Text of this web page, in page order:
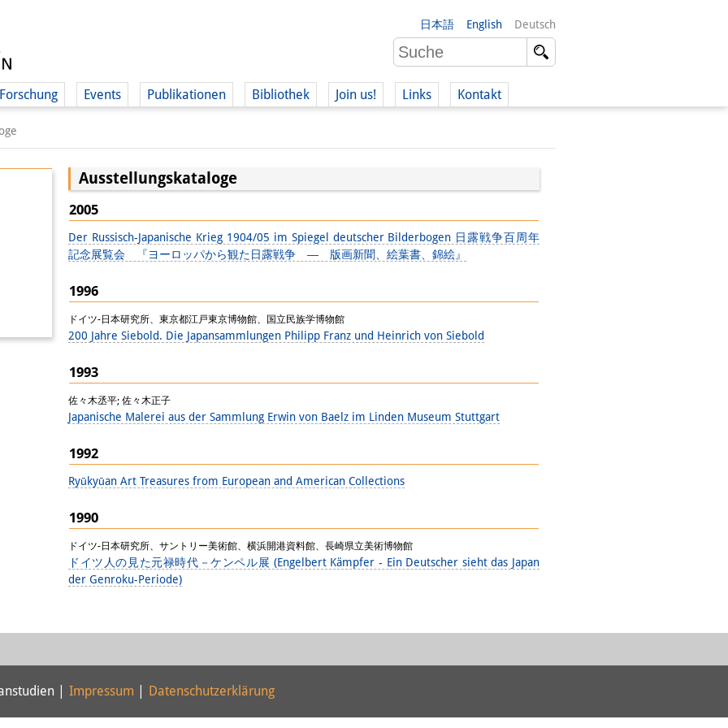
日本語 English Deutsch
Forschung Events Publikationen Bibliothek Join us! Links Kontakt
Ausstellungskataloge
2005
Der Russisch-Japanische Krieg 1904/05 im Spiegel deutscher Bilderbogen 日露戦争百周年
記念展覧会 『ヨーロッパから観た日露戦争 ― 版画新聞、絵葉書、錦絵』
1996
ドイツ-日本研究所、東京都江戸東京博物館、国立民族学博物館
200 Jahre Siebold. Die Japansammlungen Philipp Franz und Heinrich von Siebold
1993
佐々木丞平; 佐々木正子
Japanische Malerei aus der Sammlung Erwin von Baelz im Linden Museum Stuttgart
1992
Ryūkyūan Art Treasures from European and American Collections
1990
ドイツ-日本研究所、サントリー美術館、横浜開港資料館、長崎県立美術博物館
ドイツ人の見た元禄時代－ケンペル展 (Engelbert Kämpfer - Ein Deutscher sieht das Japan
der Genroku-Periode)
| Impressum Datenschutzerklärung